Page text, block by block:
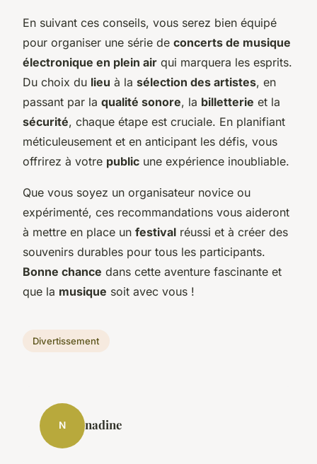
En suivant ces conseils, vous serez bien équipé
pour organiser une série de concerts de musique
électronique en plein air qui marquera les esprits.
Du choix du lieu à la sélection des artistes, en
passant par la qualité sonore, la billetterie et la
sécurité, chaque étape est cruciale. En planifiant
méticuleusement et en anticipant les défis, vous
offrirez à votre public une expérience inoubliable.
Que vous soyez un organisateur novice ou
expérimenté, ces recommandations vous aideront
à mettre en place un festival réussi et à créer des
souvenirs durables pour tous les participants.
Bonne chance dans cette aventure fascinante et
que la musique soit avec vous !
Divertissement
N nadine